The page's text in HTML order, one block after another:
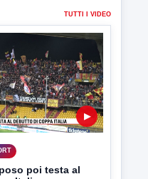
poi testa al
Italia
poi testa al debutto di